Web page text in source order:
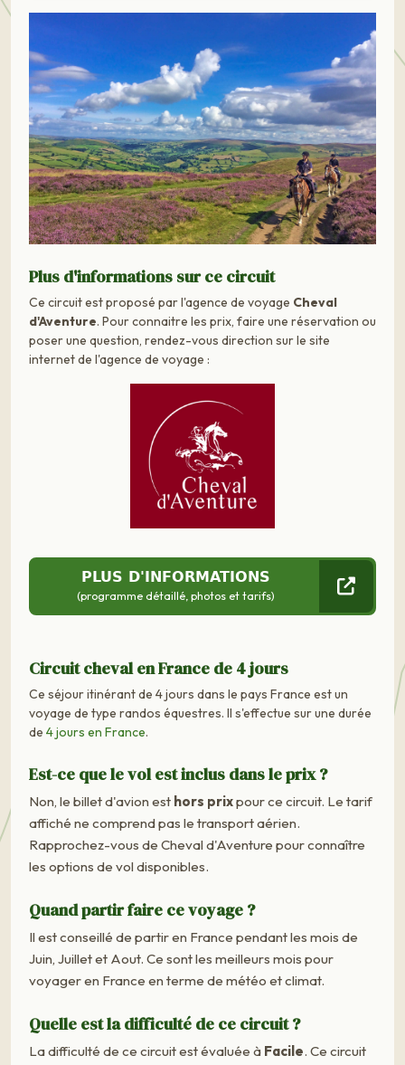
Plus d'informations sur ce circuit
Ce circuit est proposé par l'agence de voyage Cheval
d'Aventure. Pour connaitre les prix, faire une réservation ou
poser une question, rendez-vous direction sur le site
internet de l'agence de voyage :
PLUS D'INFORMATIONS
(programme détaillé, photos et tarifs)
Circuit cheval en France de 4 jours
Ce séjour itinérant de 4 jours dans le pays France est un
voyage de type randos équestres. Il s'effectue sur une durée
de 4 jours en France.
Est-ce que le vol est inclus dans le prix ?
Non, le billet d'avion est hors prixpour ce circuit. Le tarif
affiché ne comprend pas le transport aérien.
Rapprochez-vous de Cheval d'Aventure pour connaître
les options de vol disponibles.
Quand partir faire ce voyage ?
Il est conseillé de partir en France pendant les mois de
Juin, Juillet et Aout. Ce sont les meilleurs mois pour
voyager en France en terme de météo et climat.
Quelle est la difficulté de ce circuit ?
La difficulté de ce circuit est évaluée à Facile. Ce circuit